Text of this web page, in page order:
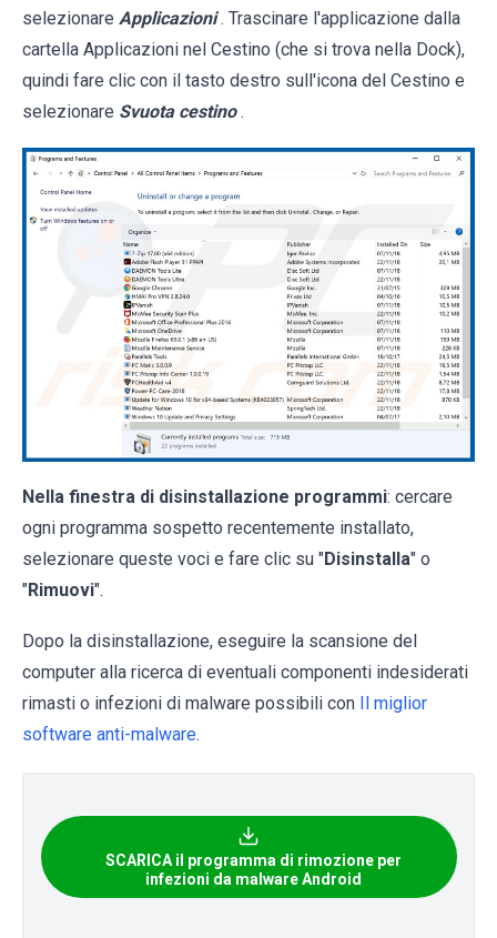
selezionare Applicazioni . Trascinare l'applicazione dalla
cartella Applicazioni nel Cestino (che si trova nella Dock),
quindi fare clic con il tasto destro sull'icona del Cestino e
selezionare Svuota cestino .
Nella finestra di disinstallazione programmi: cercare
ogni programma sospetto recentemente installato,
selezionare queste voci e fare clic su "Disinstalla" o
"Rimuovi".
Dopo la disinstallazione, eseguire la scansione del
computer alla ricerca di eventuali componenti indesiderati
rimasti o infezioni di malware possibili con Il miglior
software anti-malware.
SCARICA il programma di rimozione per
infezioni da malware Android